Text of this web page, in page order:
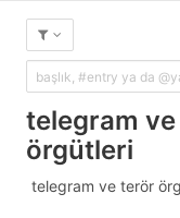
telegram
örgütleri
telegram ve terör